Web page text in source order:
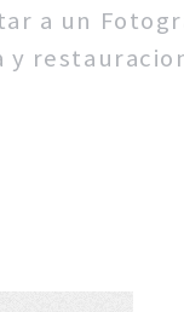
a un
y